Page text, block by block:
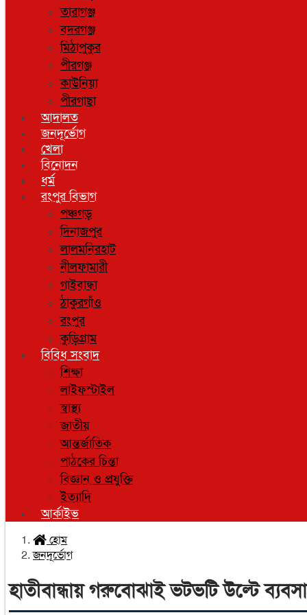
তারাগঞ্জ
বদরগঞ্জ
মিঠাপুকুর
পীরগঞ্জ
কাউনিয়া
পীরগাছা
আদালত
জনদূর্ভোগ
খেলা
বিনোদন
ধর্ম
রংপুর বিভাগ
পঞ্চগড়
দিনাজপুর
লালমনিরহাট
নীলফামারী
গাইবান্ধা
ঠাকুরগাঁও
রংপুর
কুড়িগ্রাম
বিবিধ সংবাদ
শিক্ষা
লাইফস্টাইল
স্বাস্থ্য
জাতীয়
আন্তর্জাতিক
পাঠকের চিন্তা
বিজ্ঞান ও প্রযুক্তি
ইত্যাদি
আর্কাইভ
হোম
জনদূর্ভোগ
হাতীবান্ধায় গরুবোঝাই ভটভটি উল্টে